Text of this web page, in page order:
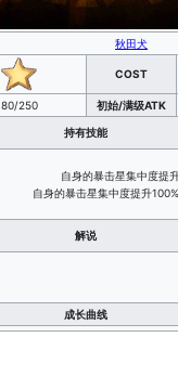
秋田犬
COST
80/250 初始/满级ATK
持有技能
自身的暴击星集中度提
自身的暴击星集中度提升
解说
成长曲线